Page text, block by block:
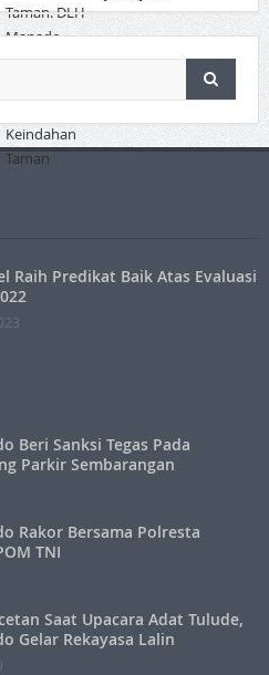
Raih Predikat Baik Atas Evaluasi
Beri Sanksi Tegas Pada
Parkir Sembarangan
Rakor Bersama Polresta
TNI
Saat Upacara Adat Tulude,
Gelar Rekayasa Lalin